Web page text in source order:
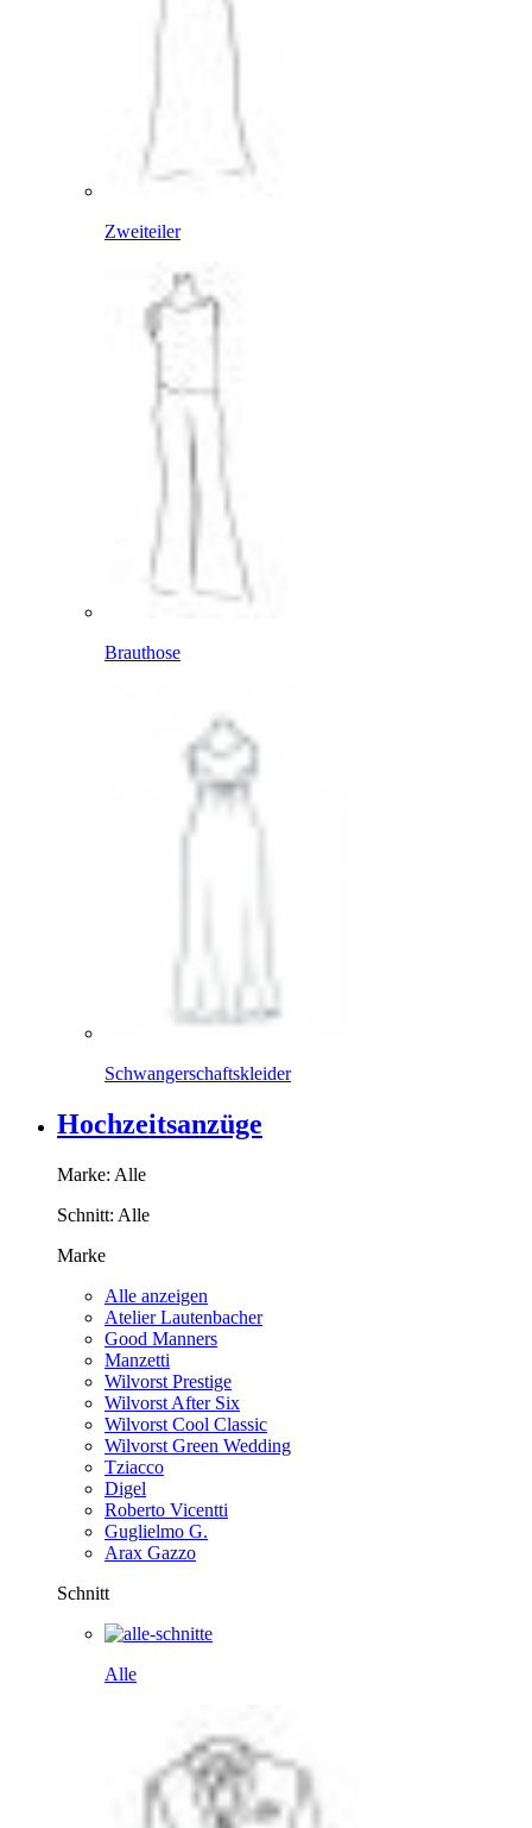
Zweiteiler
Brauthose
Schwangerschaftskleider
Hochzeitsanzüge
Marke: Alle
Schnitt: Alle
Marke
Alle anzeigen
Atelier Lautenbacher
Good Manners
Manzetti
Wilvorst Prestige
Wilvorst After Six
Wilvorst Cool Classic
Wilvorst Green Wedding
Tziacco
Digel
Roberto Vicentti
Guglielmo G.
Arax Gazzo
Schnitt
Alle